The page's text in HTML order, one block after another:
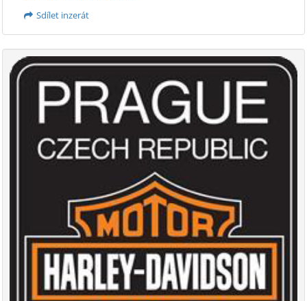
Sdílet inzerát